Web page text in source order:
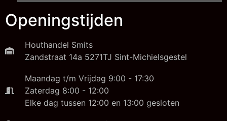
Openingstijden
Houthandel Smits
Zandstraat 14a 5271TJ Sint-Michielsgestel
Maandag t/m Vrijdag 9:00 - 17:30
Zaterdag 8:00 - 12:00
Elke dag tussen 12:00 en 13:00 gesloten